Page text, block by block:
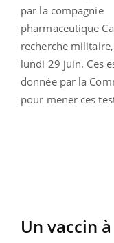
par la compagnie
pharmaceutique
recherche
lundi 29 juin. Ces
donnée par la
pour mener ces
Un vaccin